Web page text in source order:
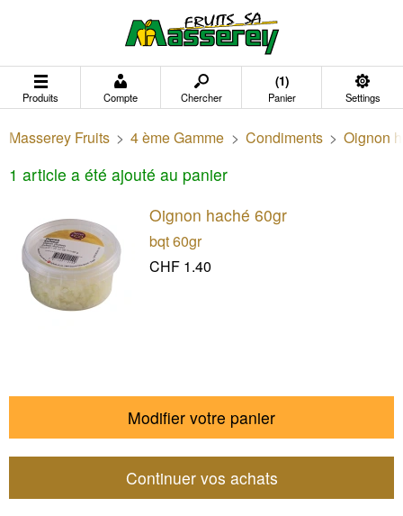
Produits Compte Chercher
(1)
Panier Settings
Masserey Fruits > 4 ème Gamme > Condiments > Oignon
1 article a été ajouté au panier
Oignon haché 60gr
bqt 60gr
CHF 1.40
Modifier votre panier
Continuer vos achats